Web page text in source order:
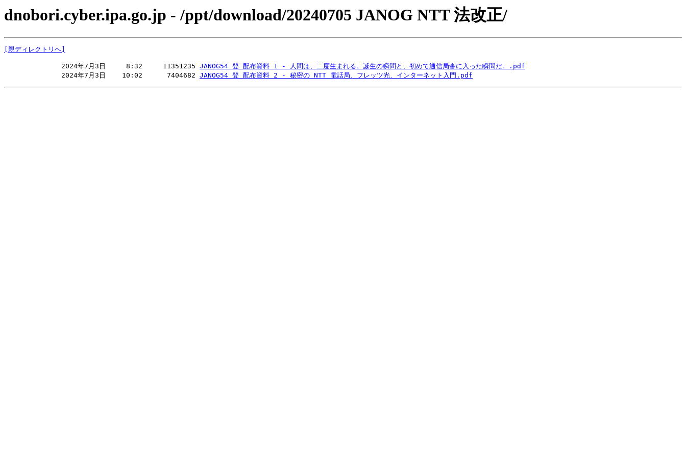
dnobori.cyber.ipa.go.jp - /ppt/download/20240705 JANOG NTT 法改正/
[親ディレクトリへ]
              2024年7月3日     8:32     11351235
JANOG54 登 配布資料 1 - 人間は、二度生まれる。誕生の瞬間と、初めて通信局舎に入った瞬間だ。.pdf
              2024年7月3日    10:02      7404682
JANOG54 登 配布資料 2 - 秘密の NTT 電話局、フレッツ光、インターネット入門.pdf